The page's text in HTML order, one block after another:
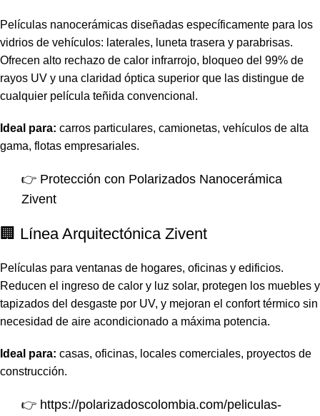
Películas nanocerámicas diseñadas específicamente para los
vidrios de vehículos: laterales, luneta trasera y parabrisas.
Ofrecen alto rechazo de calor infrarrojo, bloqueo del 99% de
rayos UV y una claridad óptica superior que las distingue de
cualquier película teñida convencional.
Ideal para: carros particulares, camionetas, vehículos de alta
gama, flotas empresariales.
👉 Protección con Polarizados Nanocerámica
Zivent
🏢 Línea Arquitectónica Zivent
Películas para ventanas de hogares, oficinas y edificios.
Reducen el ingreso de calor y luz solar, protegen los muebles y
tapizados del desgaste por UV, y mejoran el confort térmico sin
necesidad de aire acondicionado a máxima potencia.
Ideal para: casas, oficinas, locales comerciales, proyectos de
construcción.
👉 https://polarizadoscolombia.com/peliculas-